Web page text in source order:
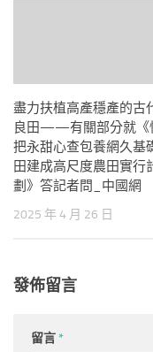
盡力扶植高產穩產的古
良田——有關部分就《
把永甜心查包養網久基
田建成高尺度農田實行
劃》答記者問_中國網
2025 年 4 月 26 日
發佈留言
留言*